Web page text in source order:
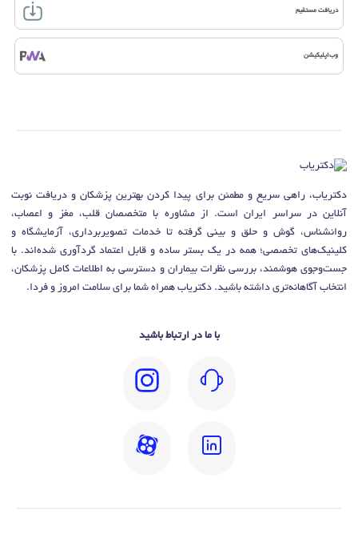
دریافت مستقیم
وب‌اپلیکیشن
دکتریاب، راهی سریع و مطمئن برای پیدا کردن بهترین پزشکان و دریافت نوبت
آنلاین در سراسر ایران است. از مشاوره با متخصصان قلب، مغز و اعصاب،
روانشناس، گوش و حلق و بینی گرفته تا خدمات تصویربرداری، آزمایشگاه و
کلینیک‌های تخصصی؛ همه در یک بستر ساده و قابل اعتماد گردآوری شده‌اند. با
جست‌وجوی هوشمند، بررسی نظرات بیماران و دسترسی به اطلاعات کامل پزشکان،
انتخاب آگاهانه‌تری داشته باشید. دکتریاب همراه شما برای سلامت امروز و فردا.
با ما در ارتباط باشید